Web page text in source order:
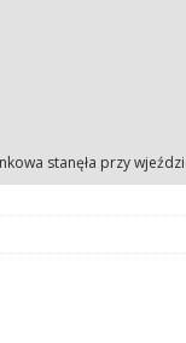
stanęła przy